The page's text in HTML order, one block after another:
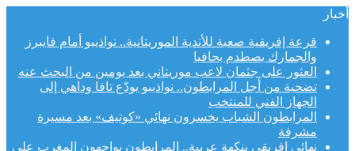
أخبار
قرعة إفريقية صعبة للأندية الموريتانية.. نواذيبو أمام فايبرز
والجمارك يصطدم بحافيا
العثور على جثمان لاعب موريتاني بعد يومين من البحث عنه
تضحية من أجل المرابطون.. نواذيبو يودّع تافا وداهي إلى
الجهاز الفني للمنتخب
المرابطون الشباب يخسرون نهائي «كوتيف» بعد مسيرة
مشرفة
نهائي إفريقي بنكهة عربية.. المرابطون يواجهون المغرب على